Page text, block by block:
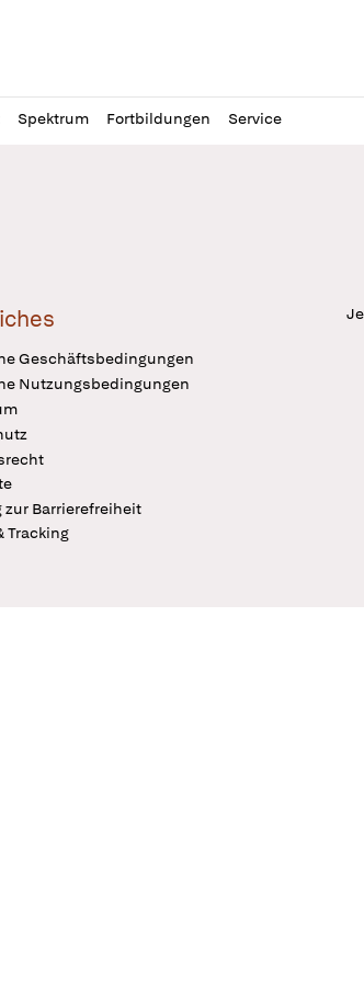
Spektrum Fortbildungen Service
Geschäftsbedingungen
Nutzungsbedingungen
zur Barrierefreiheit
Tracking